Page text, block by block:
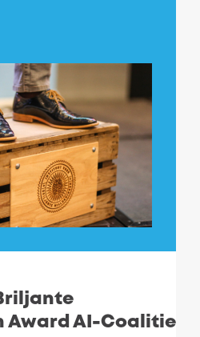
Award AI-Coalitie